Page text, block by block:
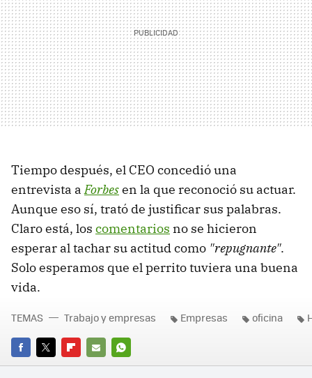
Tiempo después, el CEO concedió una
entrevista aForbesen la que reconoció su actuar.
Aunque eso sí, trató de justificar sus palabras.
Claro está, los comentarios no se hicieron
esperar al tachar su actitud como "repugnante".
Solo esperamos que el perrito tuviera una buena
vida.
FACEBOOK
TWITTERFLIPBOARD
E-
WHATSAPP
TEMAS Trabajo y empresas Empresas oficina